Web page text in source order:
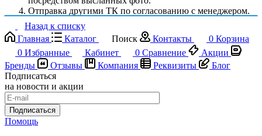
Отправка другими ТК по согласованию с менеджером.
Назад к списку
Главная
Каталог Поиск Контакты 0 Корзина
0 Избранные Кабинет 0 Сравнение
Акции
Бренды
Отзывы Компания Реквизиты
Блог
Подписаться
на новости и акции
Подписаться
Помощь